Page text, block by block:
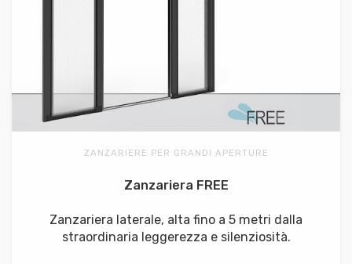
ZANZARIERE PER GRANDI APERTURE
Zanzariera FREE
Zanzariera laterale, alta fino a 5 metri dalla
straordinaria leggerezza e silenziosità.